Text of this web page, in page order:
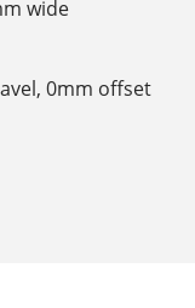
wide
0mm offset